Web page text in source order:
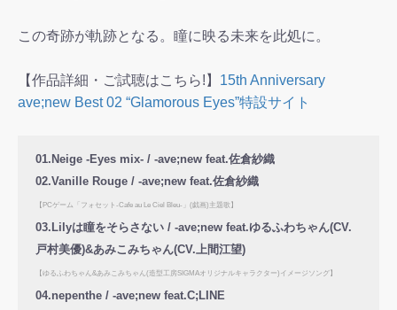
この奇跡が軌跡となる。瞳に映る未来を此処に。
【作品詳細・ご試聴はこちら!】 15th Anniversary
ave;new Best 02 “Glamorous Eyes”特設サイト
01.Neige -Eyes mix- / -ave;new feat.佐倉紗織
02.Vanille Rouge / -ave;new feat.佐倉紗織
【PCゲーム「フォセット-Cafe au Le Ciel Bleu-」(戯画)主題歌】
03.Lilyは瞳をそらさない / -ave;new feat.ゆるふわちゃん(CV.
戸村美優)&あみこみちゃん(CV.上間江望)
【ゆるふわちゃん&あみこみちゃん(造型工房SIGMAオリジナルキャラクター)イメージソング】
04.nepenthe / -ave;new feat.C;LINE